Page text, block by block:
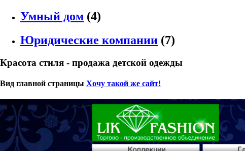
Умный дом (4)
Юридические компании (7)
Красота стиля - продажа детской одежды
Вид главной страницы Хочу такой же сайт!